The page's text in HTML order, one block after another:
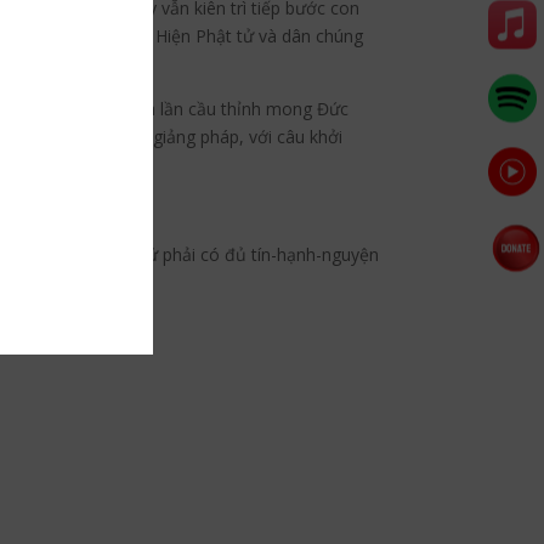
cũng viên tịch, thầy vẫn kiên trì tiếp bước con
tươi đẹp này. Hiện Phật tử và dân chúng
đại đệ tử đã ba lần cầu thỉnh mong Đức
Ngài mới bắt đầu giảng pháp, với câu khởi
thì người Phật tử phải có đủ tín-hạnh-nguyện